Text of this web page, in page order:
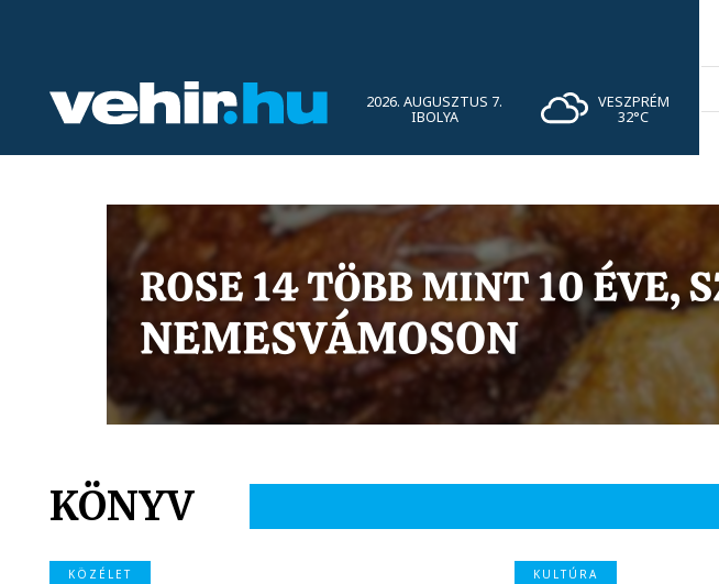
2026. AUGUSZTUS 7.
IBOLYA
VESZPRÉM
32°C
KÖNYV
KÖZÉLET KULTÚRA